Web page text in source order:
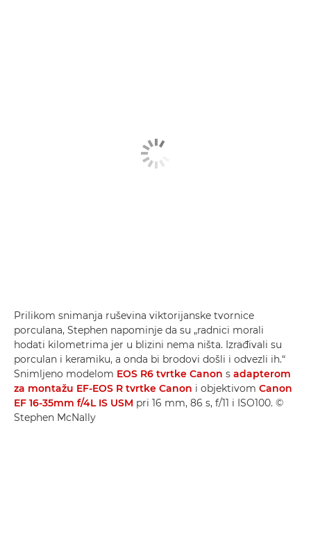
Prilikom snimanja ruševina viktorijanske tvornice
porculana, Stephen napominje da su „radnici morali
hodati kilometrima jer u blizini nema ništa. Izrađivali su
porculan i keramiku, a onda bi brodovi došli i odvezli ih.“
Snimljeno modelom EOS R6 tvrtke Canon s adapterom
za montažu EF-EOS R tvrtke Canon i objektivom Canon
EF 16-35mm f/4L IS USM pri 16 mm, 86 s, f/11 i ISO100. ©
Stephen McNally